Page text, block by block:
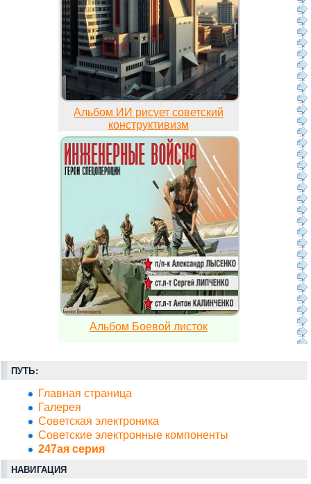
Альбом ИИ рисует советский
конструктивизм
Альбом Боевой листок
ПУТЬ:
Главная страница
Галерея
Советская электроника
Советские электронные компоненты
247ая серия
НАВИГАЦИЯ